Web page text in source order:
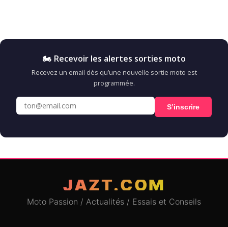
🏍️ Recevoir les alertes sorties moto
Recevez un email dès qu’une nouvelle sortie moto est
programmée.
S’inscrire
JAZT.COM
Moto Passion / Actualités / Essais et Conseils